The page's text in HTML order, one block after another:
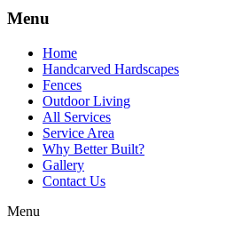
Menu
Home
Handcarved Hardscapes
Fences
Outdoor Living
All Services
Service Area
Why Better Built?
Gallery
Contact Us
Menu